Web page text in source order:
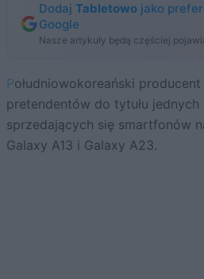
Dodaj Tabletowo jako
Google
Nasze artykuły będą częściej
Południowokoreański producent zaprezentował nowych
pretendentów do tytułu jednych
sprzedających się smartfonów
Galaxy A13 i Galaxy A23.